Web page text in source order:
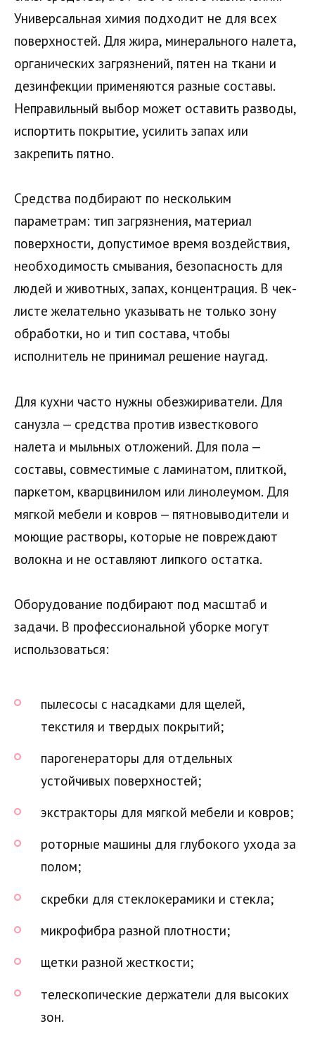
Универсальная химия подходит не для всех
поверхностей. Для жира, минерального налета,
органических загрязнений, пятен на ткани и
дезинфекции применяются разные составы.
Неправильный выбор может оставить разводы,
испортить покрытие, усилить запах или
закрепить пятно.
Средства подбирают по нескольким
параметрам: тип загрязнения, материал
поверхности, допустимое время воздействия,
необходимость смывания, безопасность для
людей и животных, запах, концентрация. В чек-
листе желательно указывать не только зону
обработки, но и тип состава, чтобы
исполнитель не принимал решение наугад.
Для кухни часто нужны обезжириватели. Для
санузла — средства против известкового
налета и мыльных отложений. Для пола —
составы, совместимые с ламинатом, плиткой,
паркетом, кварцвинилом или линолеумом. Для
мягкой мебели и ковров — пятновыводители и
моющие растворы, которые не повреждают
волокна и не оставляют липкого остатка.
Оборудование подбирают под масштаб и
задачи. В профессиональной уборке могут
использоваться:
пылесосы с насадками для щелей,
текстиля и твердых покрытий;
парогенераторы для отдельных
устойчивых поверхностей;
экстракторы для мягкой мебели и ковров;
роторные машины для глубокого ухода за
полом;
скребки для стеклокерамики и стекла;
микрофибра разной плотности;
щетки разной жесткости;
телескопические держатели для высоких
зон.